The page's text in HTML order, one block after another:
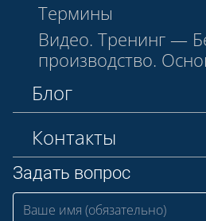
Термины
Видео. Тренинг —
производство.
Блог
Контакты
Задать вопрос